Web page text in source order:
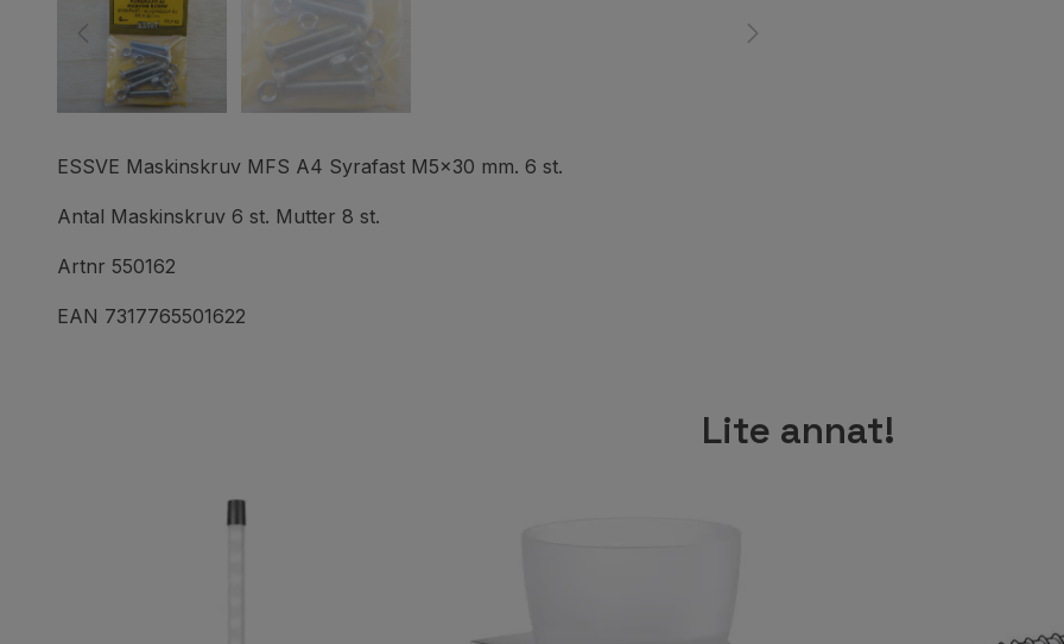
ESSVE Maskinskruv MFS A4 Syrafast M5x30 mm. 6 st.
Antal Maskinskruv 6 st. Mutter 8 st.
Artnr 550162
EAN 7317765501622
Lite annat!